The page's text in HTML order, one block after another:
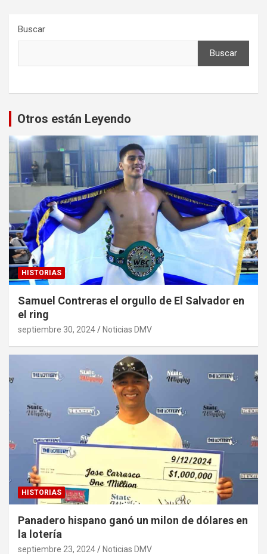
Buscar
Buscar
Otros están Leyendo
HISTORIAS
Samuel Contreras el orgullo de El Salvador en
el ring
septiembre 30, 2024 Noticias DMV
HISTORIAS
Panadero hispano ganó un milon de dólares en
la lotería
septiembre 23, 2024 Noticias DMV